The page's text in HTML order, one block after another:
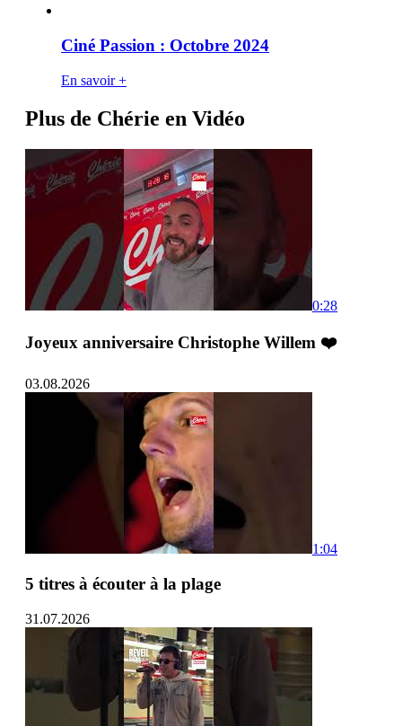
Ciné Passion : Octobre 2024
En savoir +
Plus de Chérie en Vidéo
0:28
Joyeux anniversaire Christophe Willem ❤️
03.08.2026
1:04
5 titres à écouter à la plage
31.07.2026